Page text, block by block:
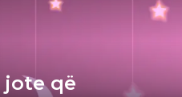
jote që